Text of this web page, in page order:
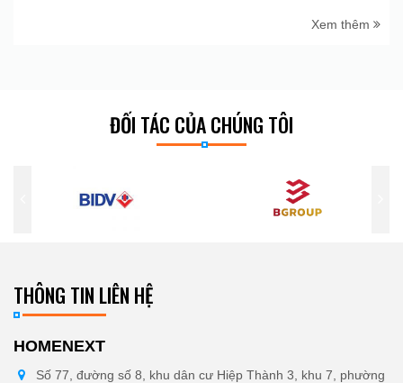
Xem thêm
ĐỐI TÁC CỦA CHÚNG TÔI
THÔNG TIN LIÊN HỆ
HOMENEXT
Số 77, đường số 8, khu dân cư Hiệp Thành 3, khu 7, phường